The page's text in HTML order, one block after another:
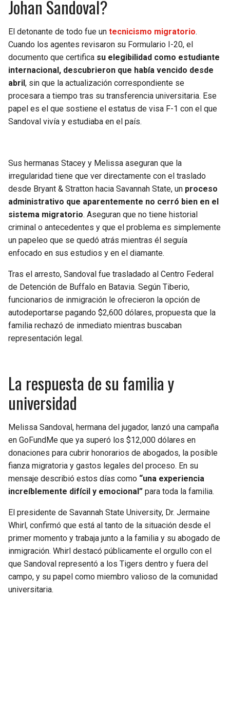
Johan Sandoval?
El detonante de todo fue un tecnicismo migratorio.
Cuando los agentes revisaron su Formulario I-20, el
documento que certifica su elegibilidad como estudiante
internacional, descubrieron que había vencido desde
abril , sin que la actualización correspondiente se
procesara a tiempo tras su transferencia universitaria. Ese
papel es el que sostiene el estatus de visa F-1 con el que
Sandoval vivía y estudiaba en el país.
Sus hermanas Stacey y Melissa aseguran que la
irregularidad tiene que ver directamente con el traslado
desde Bryant & Stratton hacia Savannah State, un proceso
administrativo que aparentemente no cerró bien en el
sistema migratorio. Aseguran que no tiene historial
criminal o antecedentes y que el problema es simplemente
un papeleo que se quedó atrás mientras él seguía
enfocado en sus estudios y en el diamante.
Tras el arresto, Sandoval fue trasladado al Centro Federal
de Detención de Buffalo en Batavia. Según Tiberio,
funcionarios de inmigración le ofrecieron la opción de
autodeportarse pagando $2,600 dólares, propuesta que la
familia rechazó de inmediato mientras buscaban
representación legal.
La respuesta de su familia y
universidad
Melissa Sandoval, hermana del jugador, lanzó una campaña
en GoFundMe que ya superó los $12,000 dólares en
donaciones para cubrir honorarios de abogados, la posible
fianza migratoria y gastos legales del proceso. En su
mensaje describió estos días como “una experiencia
increíblemente difícil y emocional” para toda la familia.
El presidente de Savannah State University, Dr. Jermaine
Whirl, confirmó que está al tanto de la situación desde el
primer momento y trabaja junto a la familia y su abogado de
inmigración. Whirl destacó públicamente el orgullo con el
que Sandoval representó a los Tigers dentro y fuera del
campo, y su papel como miembro valioso de la comunidad
universitaria.